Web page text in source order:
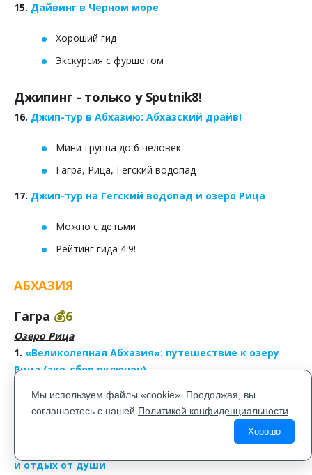
Мы используем файлы «cookie». Продолжая, вы
соглашаетесь с нашей Политикой конфиденциальности
Хорошо
15. Дайвинг в Черном море
Хороший гид
Экскурсия с фуршетом
Джипинг - только у Sputnik8!
16. Джип-тур в Абхазию: Абхазский драйв!
Мини-группа до 6 человек
Гагра, Рица, Гегский водопад
17. Джип-тур на Гегский водопад и озеро Рица
Можно с детьми
Рейтинг гида 4.9!
АБХАЗИЯ
Гагра 💰6
Озеро Рица
1. «Великолепная Абхазия»: путешествие к озеру
Рица (эко-сбор включен)
Ежедневная
Опыт туроператора в Абхазии более 14 лет
Джип-тур по Абхазии из Гагры: горы, море, драйв
и отдых от души